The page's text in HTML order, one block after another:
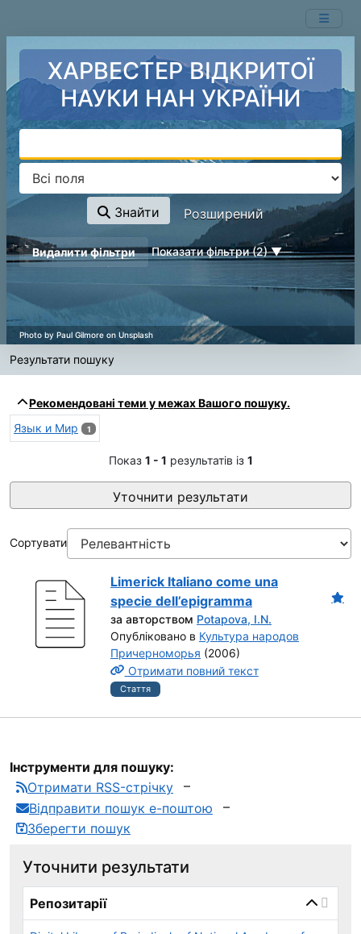
ХАРВЕСТЕР ВІДКРИТОЇ
НАУКИ НАН УКРАЇНИ
Знайти Розширений
page_reload_on_deselect_hint
Видалити фільтри Показати фільтри (2)
Результати пошуку
Рекомендовані теми у межах Вашого пошуку.
Язык и Мир
1
Показ 1 - 1 результатів із 1
Уточнити результати
Сортувати
Limerick Italiano come una
specie dell’epigramma
за авторством Potapova, I.N.
Опубліковано в Культура народов
Причерноморья (2006)
Отримати повний текст
Стаття
Інструменти для пошуку:
Отримати RSS-стрічку
Відправити пошук е-поштою
Зберегти пошук
Уточнити результати
Репозитарії